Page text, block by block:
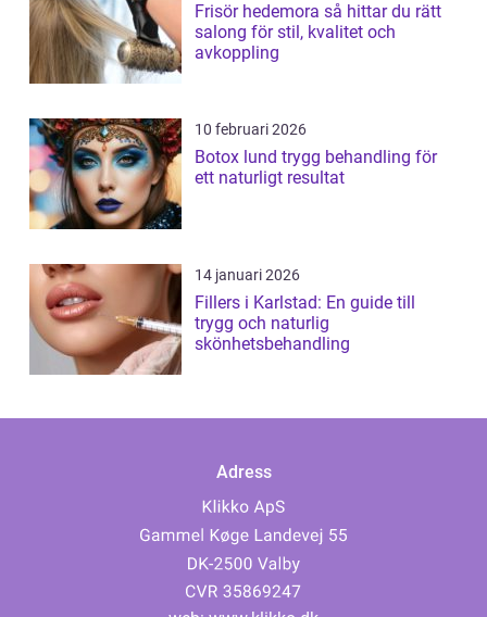
Frisör hedemora så hittar du rätt
salong för stil, kvalitet och
avkoppling
10 februari 2026
Botox lund trygg behandling för
ett naturligt resultat
14 januari 2026
Fillers i Karlstad: En guide till
trygg och naturlig
skönhetsbehandling
Adress